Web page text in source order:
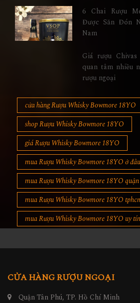
6 Chai Rượu
Được Săn Đón
Nam
Giá rượu
quan tâm nhiều
rượu ngoại
cửa hàng Rượu Whisky Bowmore 18YO
shop Rượu Whisky Bowmore 18YO
giá Rượu Whisky Bowmore 18YO
mua Rượu Whisky Bowmore 18YO ở đâu
mua Rượu Whisky Bowmore 18YO
mua Rượu Whisky Bowmore 18YO
mua Rượu Whisky Bowmore 18YO uy
CỬA HÀNG RƯỢU NGOẠI
Quận Tân Phú, TP. Hồ Chí Minh